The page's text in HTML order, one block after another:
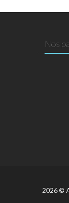
Nos
2026 ©